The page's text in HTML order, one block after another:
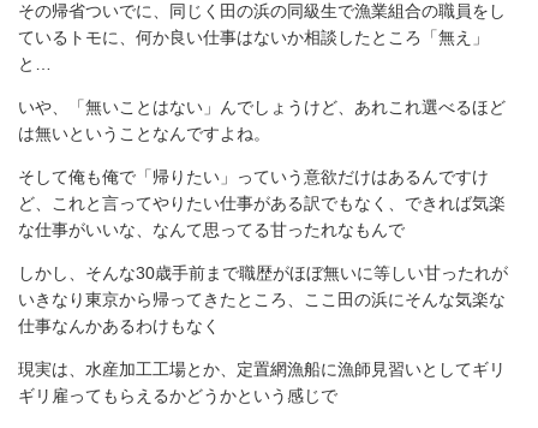
その帰省ついでに、同じく田の浜の同級生で漁業組合の職員をし
ているトモに、何か良い仕事はないか相談したところ「無え」
と…
いや、「無いことはない」んでしょうけど、あれこれ選べるほど
は無いということなんですよね。
そして俺も俺で「帰りたい」っていう意欲だけはあるんですけ
ど、これと言ってやりたい仕事がある訳でもなく、できれば気楽
な仕事がいいな、なんて思ってる甘ったれなもんで
しかし、そんな30歳手前まで職歴がほぼ無いに等しい甘ったれが
いきなり東京から帰ってきたところ、ここ田の浜にそんな気楽な
仕事なんかあるわけもなく
現実は、水産加工工場とか、定置網漁船に漁師見習いとしてギリ
ギリ雇ってもらえるかどうかという感じで